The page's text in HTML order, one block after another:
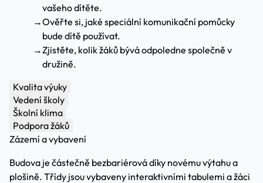
vašeho dítěte.
→Ověřte si, jaké speciální komunikační pomůcky
bude dítě používat.
→Zjistěte, kolik žáků bývá odpoledne společně v
družině.
Kvalita výuky
Vedení školy
Školní klima
Podpora žáků
Zázemí a vybavení
Budova je částečně bezbariérová díky novému výtahu a
plošině. Třídy jsou vybaveny interaktivními tabulemi a žáci